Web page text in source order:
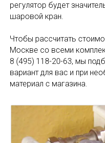
регулятор будет
шаровой кран.
Чтобы рассчитать
Москве со всеми
8 (495) 118-20-63, мы
вариант для вас и при
материал с магазина.